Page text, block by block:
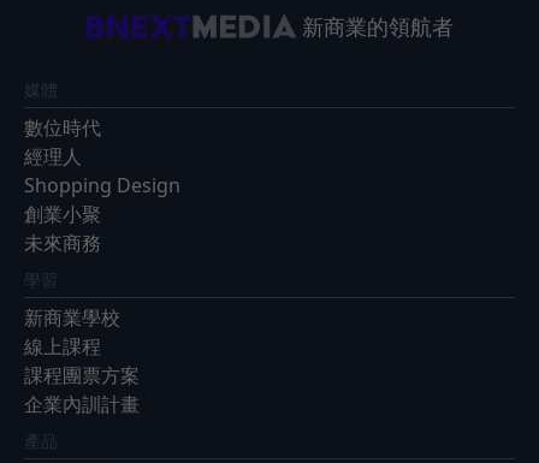
新商業的領航者
媒體
數位時代
經理人
Shopping Design
創業小聚
未來商務
學習
新商業學校
線上課程
課程團票方案
企業內訓計畫
產品